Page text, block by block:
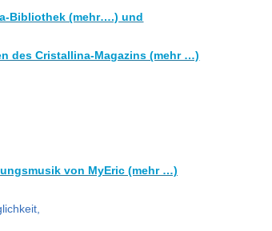
Bibliothek (mehr….) und
des Cristallina-Magazins (mehr …)
von MyEric (mehr …)